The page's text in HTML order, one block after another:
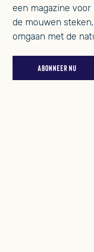
een magazine
de mouwen
omgaan met de
ABONNEER NU